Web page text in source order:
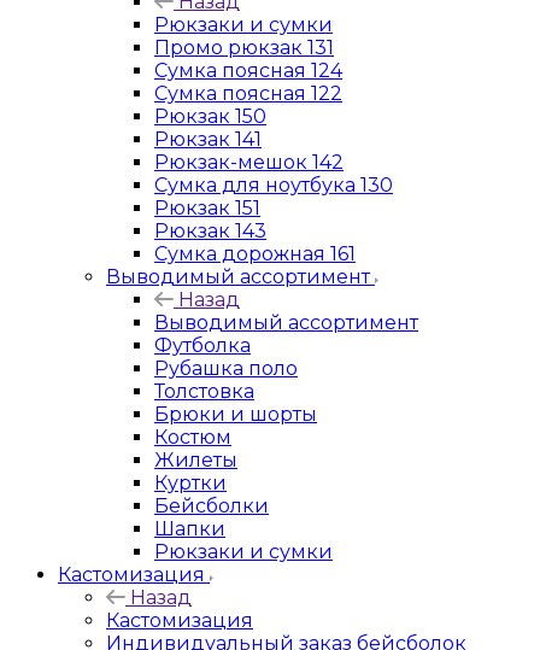
Рюкзаки и сумки
Промо рюкзак 131
Сумка поясная 124
Сумка поясная 122
Рюкзак 150
Рюкзак 141
Рюкзак-мешок 142
Сумка для ноутбука 130
Рюкзак 151
Рюкзак 143
Сумка дорожная 161
Выводимый ассортимент
Назад
Выводимый ассортимент
Футболка
Рубашка поло
Толстовка
Брюки и шорты
Костюм
Жилеты
Куртки
Бейсболки
Шапки
Рюкзаки и сумки
Кастомизация
Назад
Кастомизация
Индивидуальный заказ бейсболок